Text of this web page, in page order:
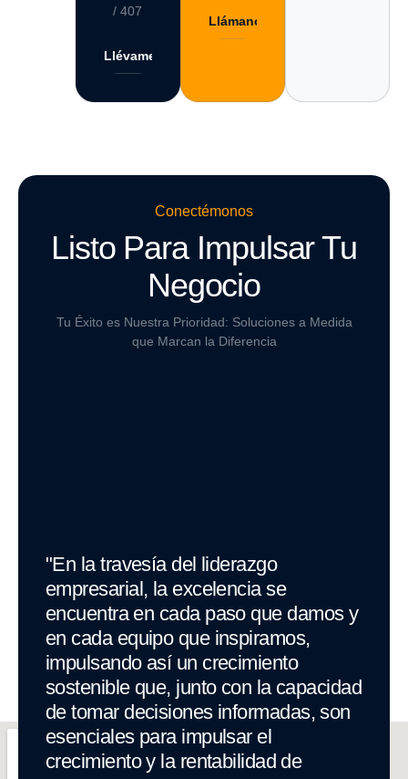
/ 407
Llévame
Llámanos
"En la travesía del liderazgo
empresarial, la excelencia se
encuentra en cada paso que damos y
en cada equipo que inspiramos,
impulsando así un crecimiento
sostenible que, junto con la capacidad
de tomar decisiones informadas, son
esenciales para impulsar el
crecimiento y la rentabilidad de
Conectémonos
Listo Para Impulsar Tu
Negocio
Tu Éxito es Nuestra Prioridad: Soluciones a Medida
que Marcan la Diferencia